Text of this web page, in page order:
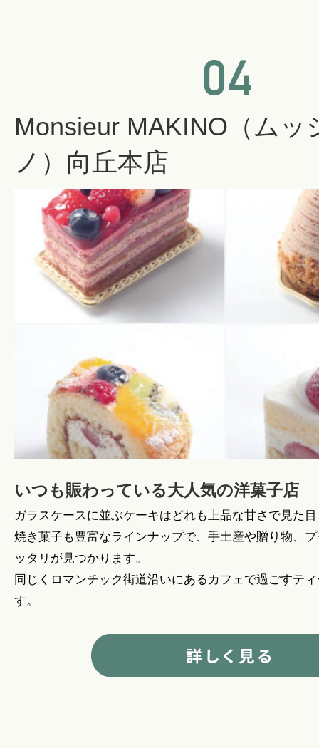
Monsieur MAKINO（ムッ
ノ）向丘本店
いつも賑わっている大人気の洋菓子店
ガラスケースに並ぶケーキはどれも上品な甘さで見た
焼き菓子も豊富なラインナップで、手土産や贈り物、
ッタリが見つかります。
同じくロマンチック街道沿いにあるカフェで過ごすテ
す。